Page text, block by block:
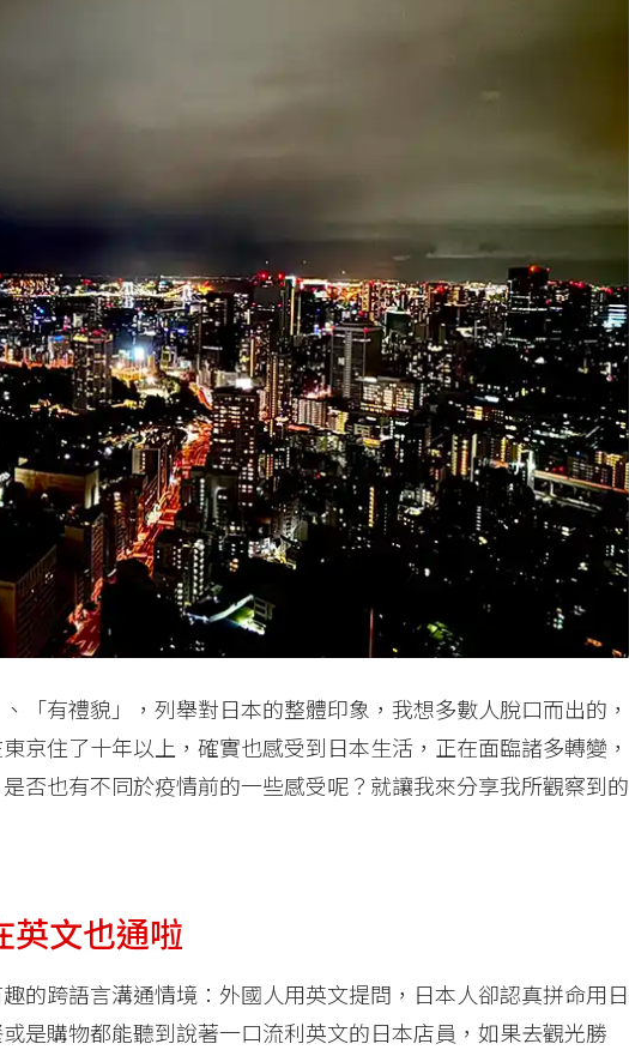
「有禮貌」，列舉對日本的整體印象，我想多數人脫口而出的，
京住了十年以上，確實也感受到日本生活，正在面臨諸多轉變，
否也有不同於疫情前的一些感受呢？就讓我來分享我所觀察到的
英文也通啦
的跨語言溝通情境：外國人用英文提問，日本人卻認真拼命用日
是購物都能聽到說著一口流利英文的日本店員，如果去觀光勝